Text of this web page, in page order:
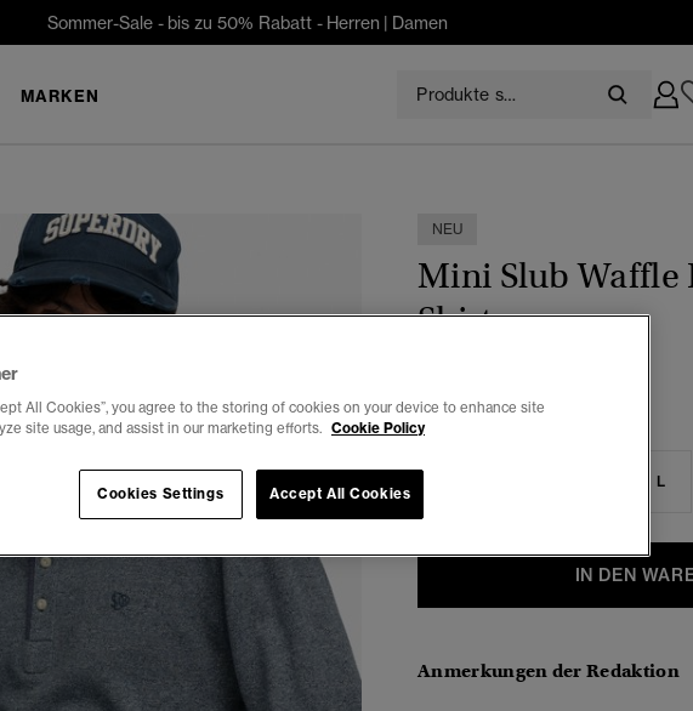
Sommer-Sale - bis zu 50% Rabatt - Herren | Damen
MARKEN
NEU
Mini Slub Waffle
Shirt
Auswählen Größe:
L
IN DEN
Anmerkungen der Redaktion
All Cookies”, you agree to the storing of cookies on your device to enhance site
site usage, and assist in our marketing efforts. Cookie Policy
Accept All Cookies
Cookies Settings